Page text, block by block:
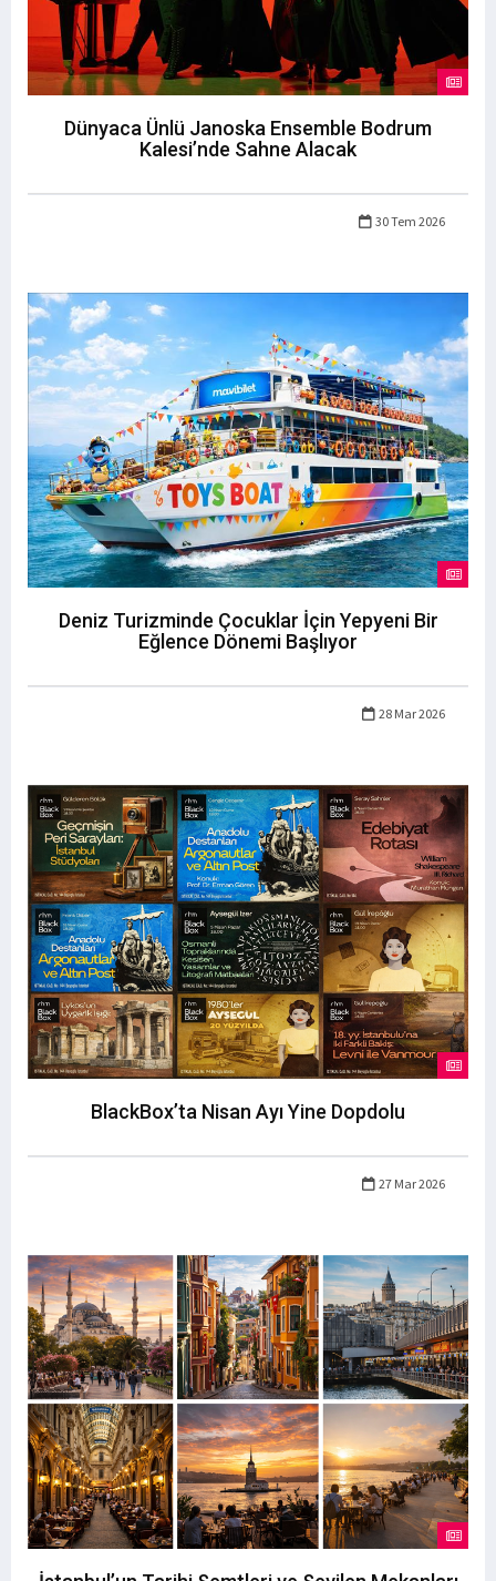
Dünyaca Ünlü Janoska Ensemble Bodrum
Kalesi’nde Sahne Alacak
30 Tem 2026
Deniz Turizminde Çocuklar İçin Yepyeni Bir
Eğlence Dönemi Başlıyor
28 Mar 2026
BlackBox’ta Nisan Ayı Yine Dopdolu
27 Mar 2026